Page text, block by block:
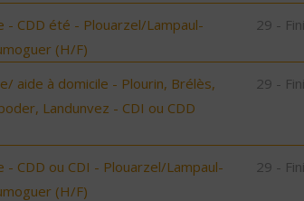
- CDD été - Plouarzel/Lampaul-
(H/F)
29 -
aide à domicile - Plourin, Brélès,
Landunvez - CDI ou CDD
29 -
- CDD ou CDI - Plouarzel/Lampaul-
(H/F)
29 -